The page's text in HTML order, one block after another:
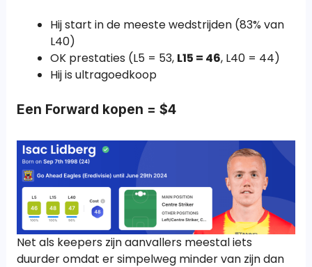
Hij start in de meeste wedstrijden (83% van
L40)
OK prestaties (L5 = 53, L15 = 46, L40 = 44)
Hij is ultragoedkoop
Een Forward kopen = $4
Net als keepers zijn aanvallers meestal iets
duurder omdat er simpelweg minder van zijn dan